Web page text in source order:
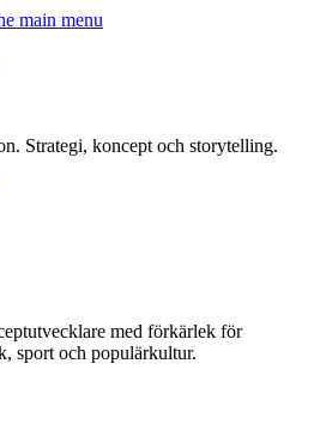
main menu
Strategi, koncept och storytelling.
med förkärlek för
sport och populärkultur.